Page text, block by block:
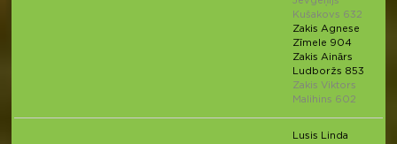
Kušakovs 632
Zakis Agnese
Zīmele 904
Zakis Ainārs
Ludboržs 853
Zakis Viktors
Malihins 602
Lusis Linda